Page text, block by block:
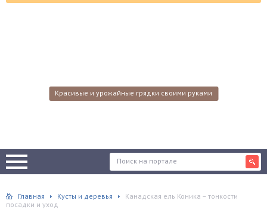
Красивые и урожайные грядки своими руками
Главная Кусты и деревья
Канадская ель Коника – тонкости
посадки и уход